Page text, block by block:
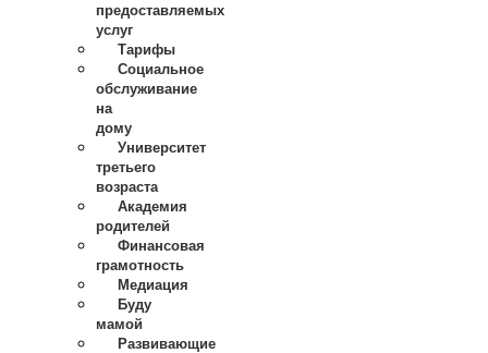
предоставляемых
услуг
Тарифы
Социальное
обслуживание
на
дому
Университет
третьего
возраста
Академия
родителей
Финансовая
грамотность
Медиация
Буду
мамой
Развивающие